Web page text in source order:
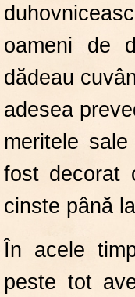
oameni de
dădeau
adesea
meritele
fost decorat
cinste până
În acele
peste tot